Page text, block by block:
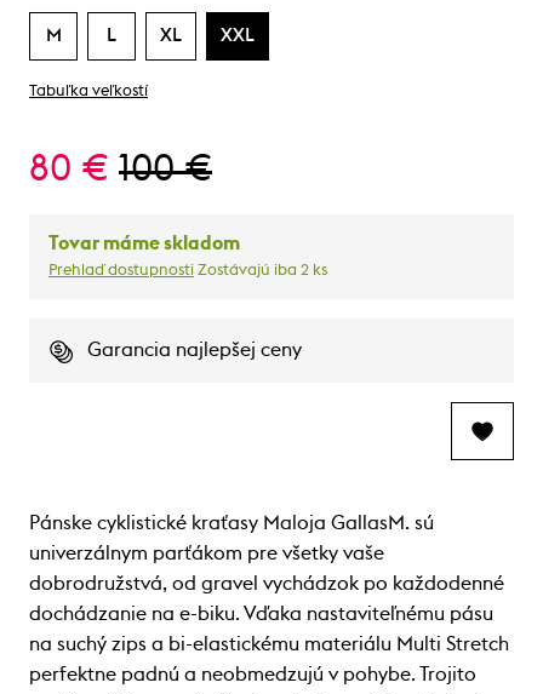
M L XL XXL
Tabuľka veľkostí
80 € 100 €
Tovar máme skladom
Prehlaď dostupnosti Zostávajú iba 2 ks
Garancia najlepšej ceny
Pánske cyklistické kraťasy Maloja GallasM. sú
univerzálnym parťákom pre všetky vaše
dobrodružstvá, od gravel vychádzok po každodenné
dochádzanie na e-biku. Vďaka nastaviteľnému pásu
na suchý zips a bi-elastickému materiálu Multi Stretch
perfektne padnú a neobmedzujú v pohybe. Trojito